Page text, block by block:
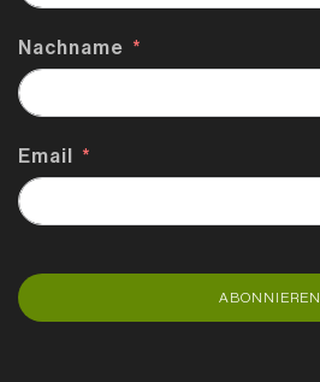
Nachname
Email
ABONNIEREN